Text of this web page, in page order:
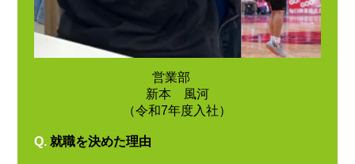
営業部
新本 風河
（令和7年度入社）
Q. 就職を決めた理由